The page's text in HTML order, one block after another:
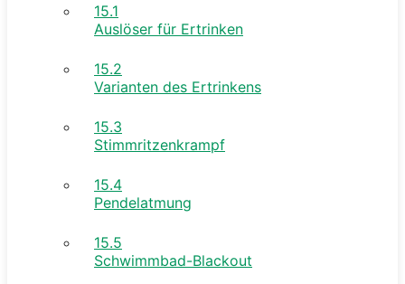
15.1
Auslöser für Ertrinken
15.2
Varianten des Ertrinkens
15.3
Stimmritzenkrampf
15.4
Pendelatmung
15.5
Schwimmbad-Blackout